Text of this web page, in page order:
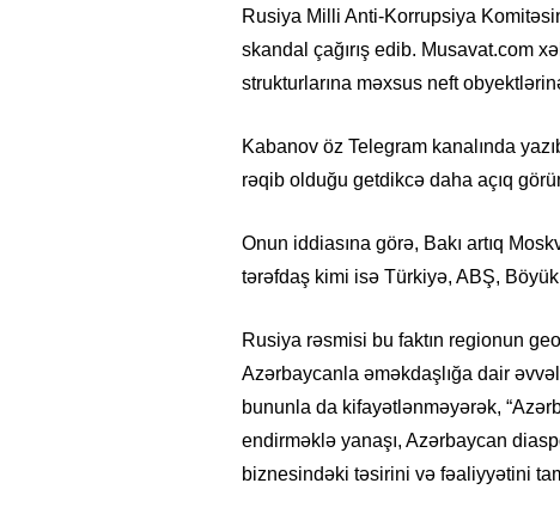
Rusiya Milli Anti-Korrupsiya
skandal çağırış edib. Musavat.com
strukturlarına məxsus neft
Kabanov öz Telegram kanalında
rəqib olduğu getdikcə daha açıq
Onun iddiasına görə, Bakı artıq
tərəfdaş kimi isə Türkiyə, ABŞ,
Rusiya rəsmisi bu faktın regionun
Azərbaycanla əməkdaşlığa dair
bununla da kifayətlənməyərək,
endirməklə yanaşı, Azərbaycan
biznesindəki təsirini və fəaliyyətini